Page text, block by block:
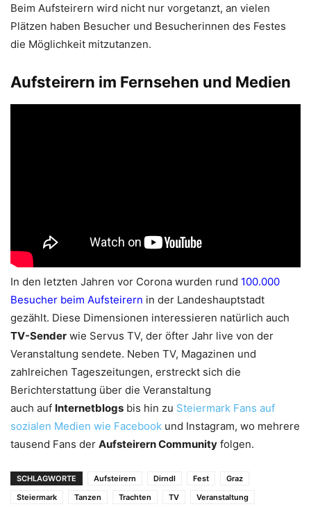
Beim Aufsteirern wird nicht nur vorgetanzt, an vielen
Plätzen haben Besucher und Besucherinnen des Festes
die Möglichkeit mitzutanzen.
Aufsteirern im Fernsehen und Medien
In den letzten Jahren vor Corona wurden rund 100.000
Besucher beim Aufsteirern in der Landeshauptstadt
gezählt. Diese Dimensionen interessieren natürlich auch
TV-Sender wie Servus TV, der öfter Jahr live von der
Veranstaltung sendete. Neben TV, Magazinen und
zahlreichen Tageszeitungen, erstreckt sich die
Berichterstattung über die Veranstaltung
auch auf Internetblogs bis hin zu Steiermark Fans auf
sozialen Medien wie Facebook und Instagram, wo mehrere
tausend Fans der Aufsteirern Community folgen.
SCHLAGWORTE Aufsteirern Dirndl Fest
Graz
Steiermark
Tanzen Trachten TV Veranstaltung